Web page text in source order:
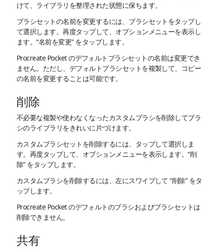
けて、ライブラリを整理された状態に保ちます。
ブラシセットの名前を変更するには、ブラシセットをタップし
て選択します。再度タップして、オプションメニューを表示し
ます。“名前を変更” をタップします。
Procreate Pocket のデフォルトブラシセットの名前は変更でき
ません。ただし、デフォルトブラシセットを複製して、コピー
の名前を変更することは可能です。
削除
不必要な複製や使わなくなったカスタムブラシを削除してブラ
シのライブラリをきれいに片づけます。
カスタムブラシセットを削除するには、タップして選択しま
す。再度タップして、オプションメニューを表示します。“削
除” をタップします。
カスタムブラシを削除するには、左にスワイプして “削除” をタ
ップします。
Procreate Pocket のデフォルトのブラシおよびブラシセットは
削除できません。
共有